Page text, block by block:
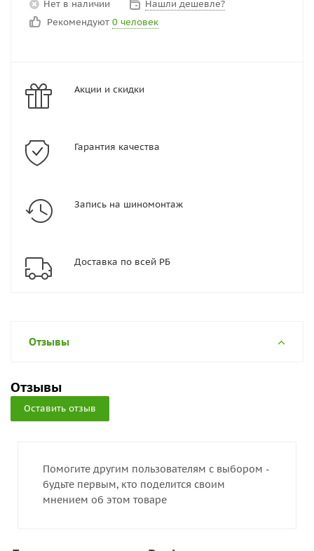
Нет в наличии
Нашли дешевле?
Рекомендуют 0 человек
Акции и скидки
Гарантия качества
Запись на шиномонтаж
Доставка по всей РБ
Отзывы
Отзывы
Оставить отзыв
Помогите другим пользователям с выбором -
будьте первым, кто поделится своим
мнением об этом товаре